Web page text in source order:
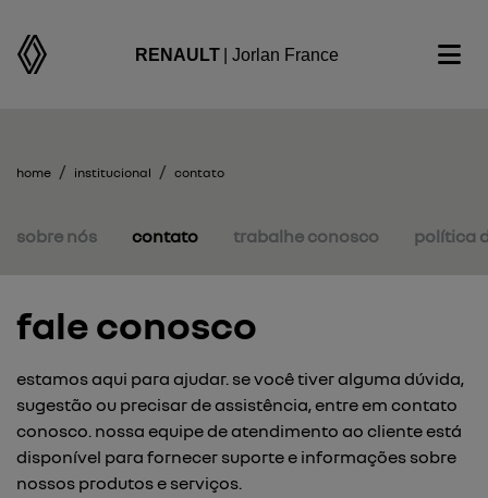
RENAULT | Jorlan France
home institucional contato
sobre nós contato trabalhe conosco política
fale conosco
estamos aqui para ajudar. se você tiver alguma dúvida,
sugestão ou precisar de assistência, entre em contato
conosco. nossa equipe de atendimento ao cliente está
disponível para fornecer suporte e informações sobre
nossos produtos e serviços.